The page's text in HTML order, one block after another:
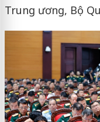
Trung ương, Bộ